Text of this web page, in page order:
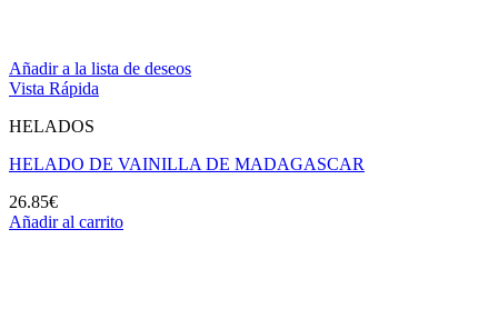
Añadir a la lista de deseos
Vista Rápida
HELADOS
HELADO DE VAINILLA DE MADAGASCAR
26.85€
Añadir al carrito